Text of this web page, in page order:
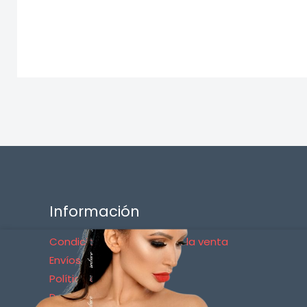
Información
Condiciones generales de la venta
Envíos y Devoluciones
Política de Privacidad
Dudas sobre los Pagos